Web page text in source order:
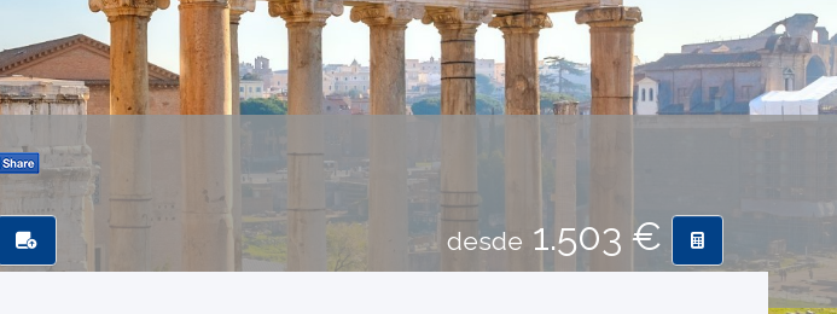
desde 1.503 €